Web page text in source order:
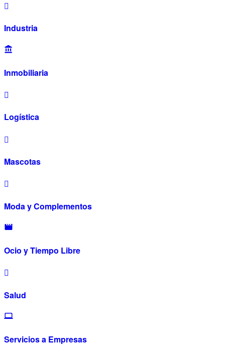
Industria
Inmobiliaria
Logística
Mascotas
Moda y Complementos
Ocio y Tiempo Libre
Salud
Servicios a Empresas